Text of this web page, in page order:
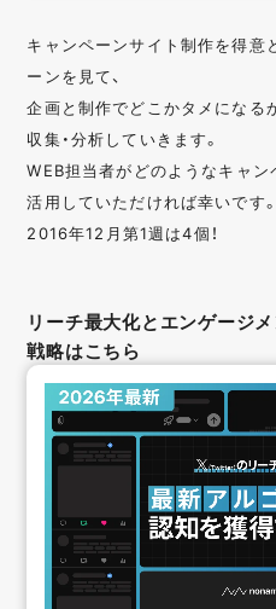
キャンペーンサイト制作を得意
ーンを見て、
企画と制作でどこかタメになる
収集・分析していきます。
WEB担当者がどのようなキャ
活用していただければ幸いです。
2016年12月第1週は4個！
リーチ最大化とエンゲージ
戦略はこちら